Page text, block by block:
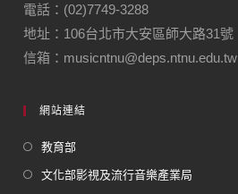
電話：(02)7749-3288
地址：106台北市大安區師大路31號
信箱：musicntnu@deps.ntnu.edu.tw
網站連結
教育部
文化部影視及流行音樂產業局